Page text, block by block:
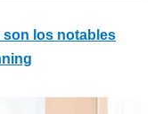
son los notables